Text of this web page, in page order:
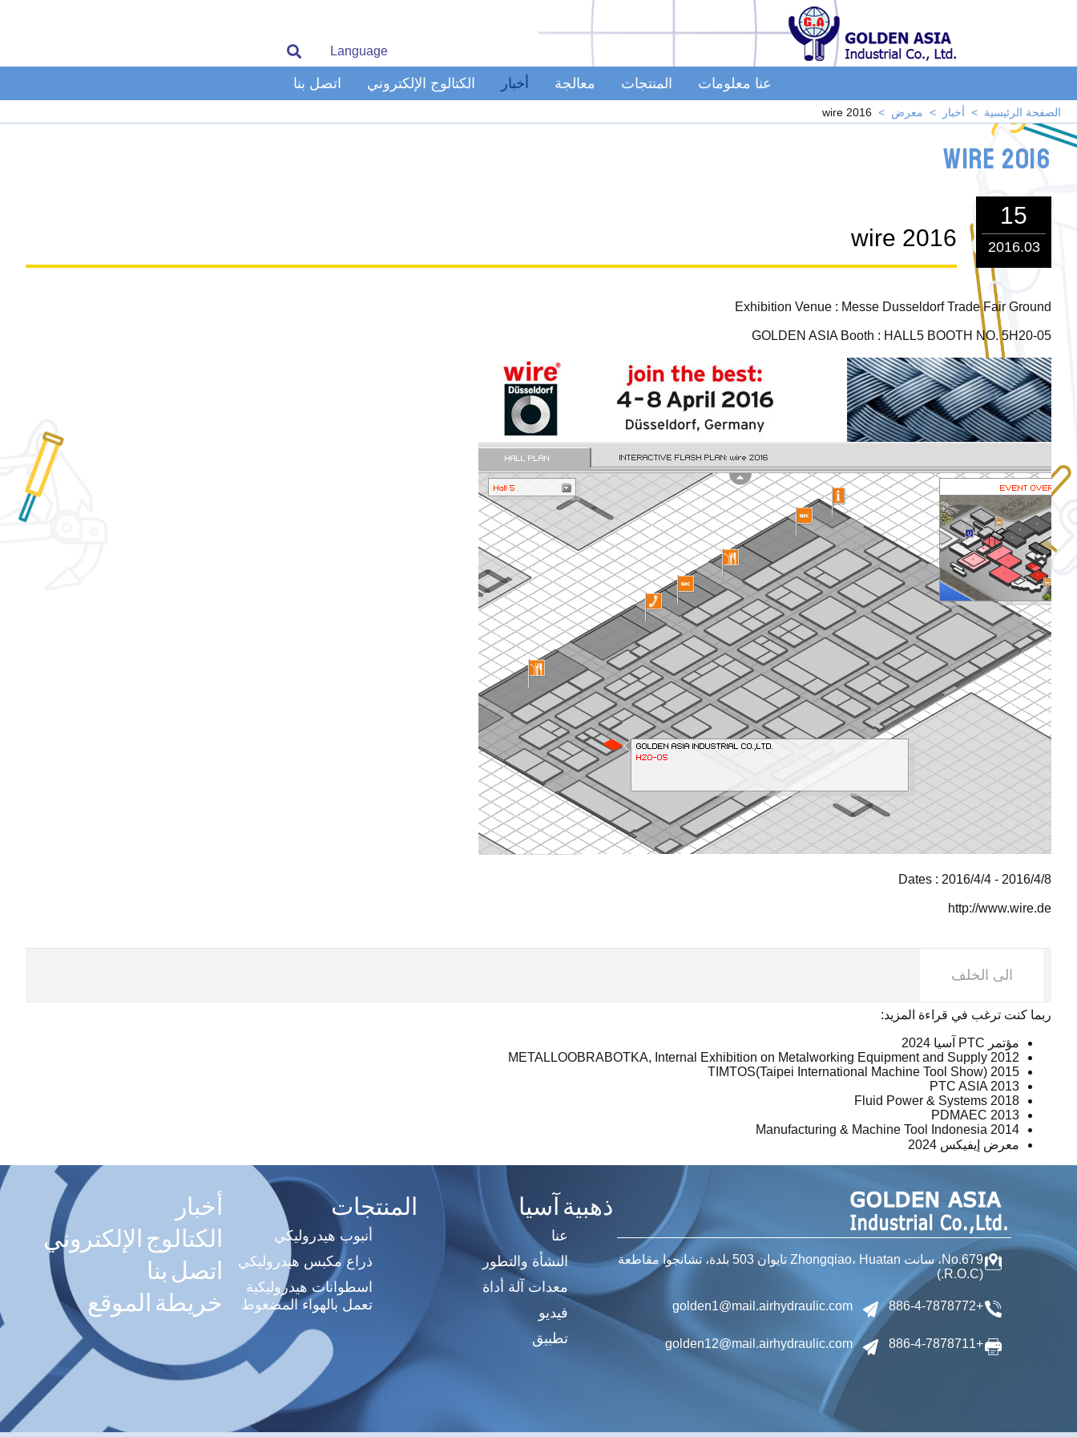
Language
عنا معلومات المنتجات معالجة أخبار الكتالوج الإلكتروني اتصل بنا
الصفحة الرئيسية أخبار معرض wire 2016
wire 2016
15
2016.03
wire 2016
Exhibition Venue : Messe Dusseldorf Trade Fair Ground
GOLDEN ASIA Booth : HALL5 BOOTH NO. 5H20-05
Dates : 2016/4/4 - 2016/4/8
http://www.wire.de
الى الخلف
ربما كنت ترغب في قراءة المزيد:
مؤتمر PTC آسيا 2024
2012 METALLOOBRABOTKA, Internal Exhibition on Metalworking Equipment and Supply
2015 TIMTOS(Taipei International Machine Tool Show)
PTC ASIA 2013
2018 Fluid Power & Systems
PDMAEC 2013
Manufacturing & Machine Tool Indonesia 2014
معرض إيفيكس 2024
No.679، سانت Zhongqiao، Huatan تايوان
503 بلدة، تشانجوا مقاطعة
(R.O.C.)
+886-4-7878772
golden1@mail.airhydraulic.com
+886-4-7878711
golden12@mail.airhydraulic.com
ذهبية آسيا
عنا
النشأة والتطور
معدات آلة أداة
فيديو
تطبيق
المنتجات
أنبوب هيدروليكي
ذراع مكبس هيدروليكي
اسطوانات هيدروليكية
تعمل بالهواء المضغوط
أخبار
الكتالوج الإلكتروني
اتصل بنا
خريطة الموقع